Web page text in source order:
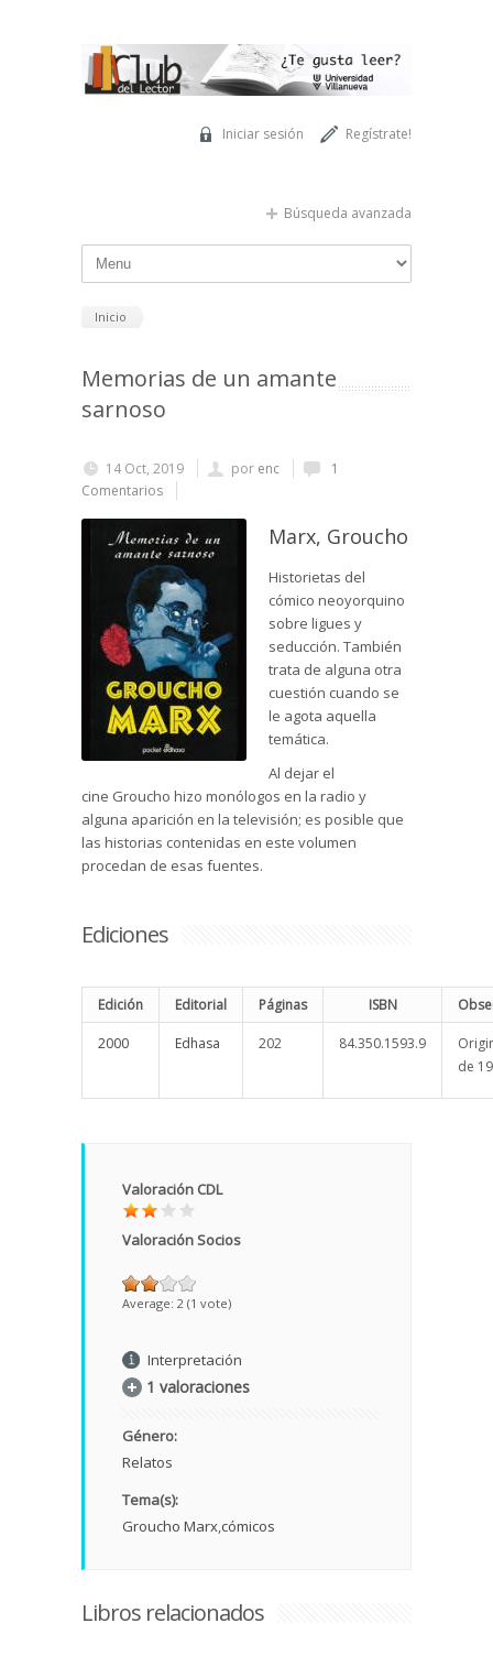
Regístrate!
Iniciar sesión
Búsqueda avanzada
Inicio
Memorias de un amante
sarnoso
14 Oct, 2019 por enc
1
Comentarios
Marx, Groucho
Historietas del
cómico neoyorquino
sobre ligues y
seducción. También
trata de alguna otra
cuestión cuando se
le agota aquella
temática.
Al dejar el
cine Groucho hizo monólogos en la radio y
alguna aparición en la televisión; es posible que
las historias contenidas en este volumen
procedan de esas fuentes.
Ediciones
Edición Editorial Páginas ISBN
2000 Edhasa 202 84.350.1593.9
de
Valoración CDL
Valoración Socios
Average: 2 (1 vote)
Interpretación
1 valoraciones
Género:
Relatos
Tema(s):
Groucho Marx cómicos
Libros relacionados